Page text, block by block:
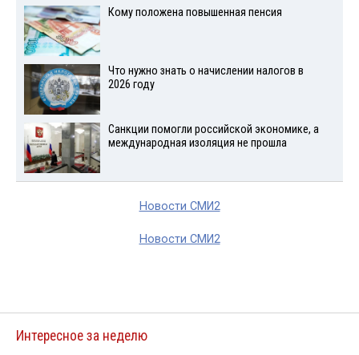
Кому положена повышенная пенсия
Что нужно знать о начислении налогов в
2026 году
Санкции помогли российской экономике, а
международная изоляция не прошла
Новости СМИ2
Новости СМИ2
Интересное за неделю